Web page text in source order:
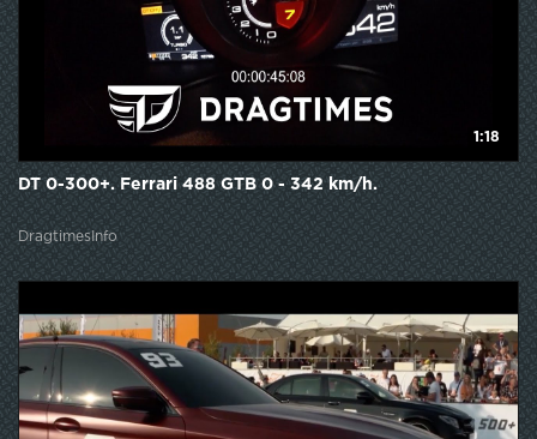
1:18
DT 0-300+. Ferrari 488 GTB 0 - 342 km/h.
DragtimesInfo